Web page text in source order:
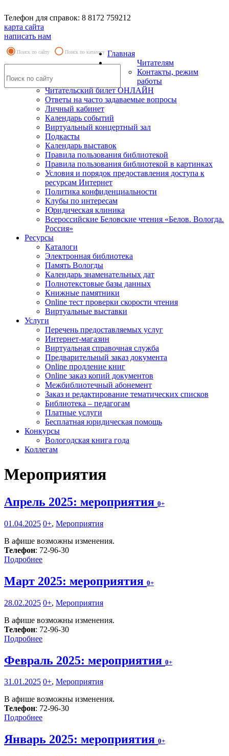
Телефон для справок: 8 8172 759212
карта сайта
написать нам
Поиск по сайту Поиск по каталогу Главная
Читателям
Контакты, режим
работы
Читательский билет ОНЛАЙН
Ответы на часто задаваемые вопросы
Личный кабинет
Календарь событий
Виртуальный концертный зал
Подкасты
Календарь выставок
Правила пользования библиотекой
Правила пользования библиотекой в картинках
Условия и порядок предоставления доступа к
ресурсам Интернет
Политика конфиденциальности
Клубы по интересам
Юридическая клиника
Всероссийские Беловские чтения «Белов. Вологда.
Россия»
Ресурсы
Каталоги
Электронная библиотека
Память Вологды
Календарь знаменательных дат
Полнотекстовые базы данных
Книжные памятники
Online тест проверки скорости чтения
Виртуальные выставки
Услуги
Перечень предоставляемых услуг
Интернет-магазин
Виртуальная справочная служба
Предварительный заказ документа
Online продление книг
Online заказ копий документов
Межбиблиотечный абонемент
Заказ и редактирование тематических списков
Библиотека – педагогам
Платные услуги
Бесплатная юридическая помощь
Конкурсы
Вологодская книга года
Коллегам
Мероприятия
Апрель 2025: мероприятия 0+
01.04.2025 0+, Мероприятия
В афише возможны изменения.
Телефон: 72-96-30
Подробнее
Март 2025: мероприятия 0+
28.02.2025 0+, Мероприятия
В афише возможны изменения.
Телефон: 72-96-30
Подробнее
Февраль 2025: мероприятия 0+
31.01.2025 0+, Мероприятия
В афише возможны изменения.
Телефон: 72-96-30
Подробнее
Январь 2025: мероприятия 0+